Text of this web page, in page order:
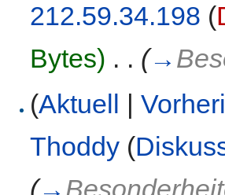
212.59.34.198 (
Bytes) . . (→
(Aktuell |
Thoddy (
(→